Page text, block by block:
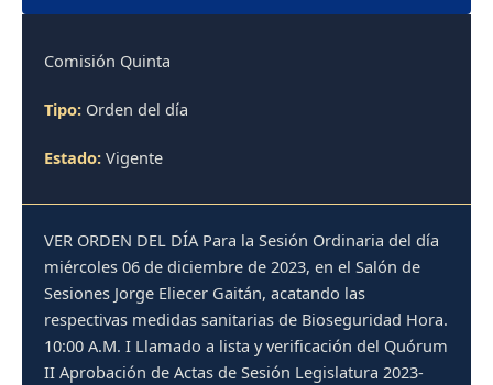
Comisión Quinta
Tipo: Orden del día
Estado: Vigente
VER ORDEN DEL DÍA Para la Sesión Ordinaria del día
miércoles 06 de diciembre de 2023, en el Salón de
Sesiones Jorge Eliecer Gaitán, acatando las
respectivas medidas sanitarias de Bioseguridad Hora.
10:00 A.M. I Llamado a lista y verificación del Quórum
II Aprobación de Actas de Sesión Legislatura 2023-